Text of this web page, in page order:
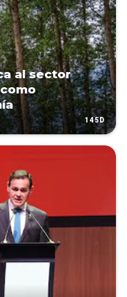
al sector
145D